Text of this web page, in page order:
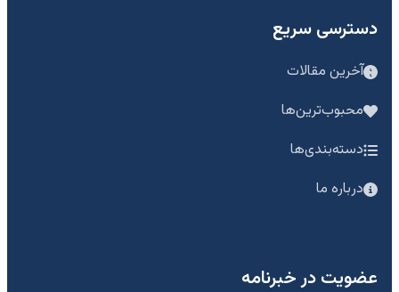
دسترسی سریع
آخرین مقالات
محبوب‌ترین‌ها
دسته‌بندی‌ها
درباره ما
عضویت در خبرنامه